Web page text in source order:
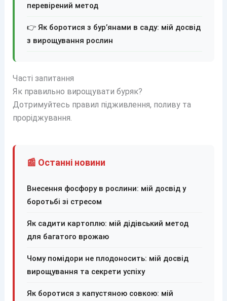
перевірений метод
👉 Як боротися з бур’янами в саду: мій досвід
з вирощування рослин
Часті запитання
Як правильно вирощувати буряк?
Дотримуйтесь правил підживлення, поливу та
проріджування.
📰 Останні новини
Внесення фосфору в рослини: мій досвід у
боротьбі зі стресом
Як садити картоплю: мій дідівський метод
для багатого врожаю
Чому помідори не плодоносить: мій досвід
вирощування та секрети успіху
Як боротися з капустяною совкою: мій